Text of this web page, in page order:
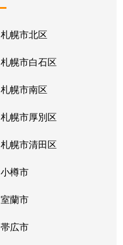
札幌市北区
札幌市白石区
札幌市南区
札幌市厚別区
札幌市清田区
小樽市
室蘭市
帯広市